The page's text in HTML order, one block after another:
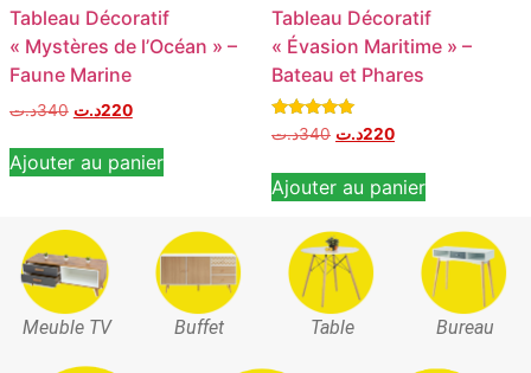
Tableau Décoratif
« Mystères de l’Océan » –
Faune Marine
340د.ت 220د.ت
Ajouter au panier
Tableau Décoratif
« Évasion Maritime » –
Bateau et Phares
Note
5.00
340د.ت 220د.ت
Ajouter au panier
Meuble TV Buffet Table Bureau